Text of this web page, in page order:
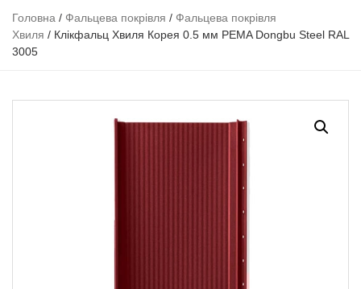
Головна / Фальцева покрівля / Фальцева покрівля
Хвиля / Клікфальц Хвиля Корея 0.5 мм PEMA Dongbu Steel RAL
3005